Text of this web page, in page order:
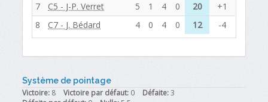
7
C5 - J-P. Verret 5 1 4 0 20
+1
8
C7 - J. Bédard 4 0 4 0 12 -4
Système de pointage
Victoire: 8 Victoire par défaut: 0 Défaite:3